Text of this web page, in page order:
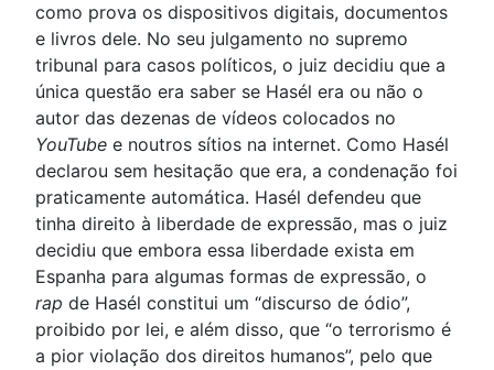
como prova os dispositivos digitais, documentos
e livros dele. No seu julgamento no supremo
tribunal para casos políticos, o juiz decidiu que a
única questão era saber se Hasél era ou não o
autor das dezenas de vídeos colocados no
YouTube e noutros sítios na internet. Como Hasél
declarou sem hesitação que era, a condenação foi
praticamente automática. Hasél defendeu que
tinha direito à liberdade de expressão, mas o juiz
decidiu que embora essa liberdade exista em
Espanha para algumas formas de expressão, o
rap de Hasél constitui um “discurso de ódio”,
proibido por lei, e além disso, que “o terrorismo é
a pior violação dos direitos humanos”, pelo que